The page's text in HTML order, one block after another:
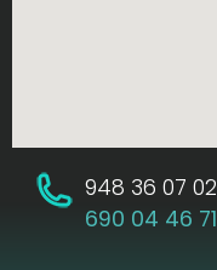
948 36 07 02
690 04 46 71